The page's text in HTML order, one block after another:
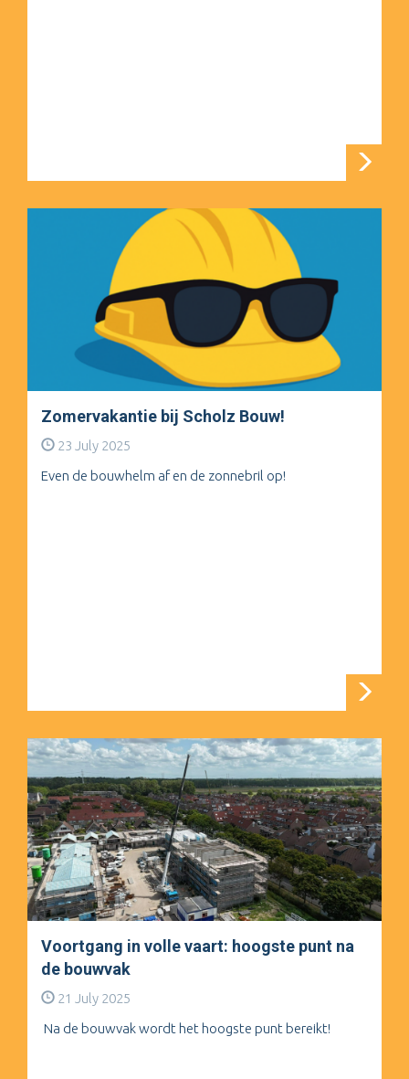
Zomervakantie bij Scholz Bouw!
23 July 2025
Even de bouwhelm af en de zonnebril op!
Voortgang in volle vaart: hoogste punt na
de bouwvak
21 July 2025
Na de bouwvak wordt het hoogste punt bereikt!